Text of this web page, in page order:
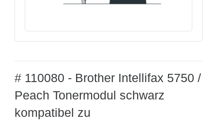
# 110080 - Brother Intellifax 5750 /
Peach Tonermodul schwarz
kompatibel zu